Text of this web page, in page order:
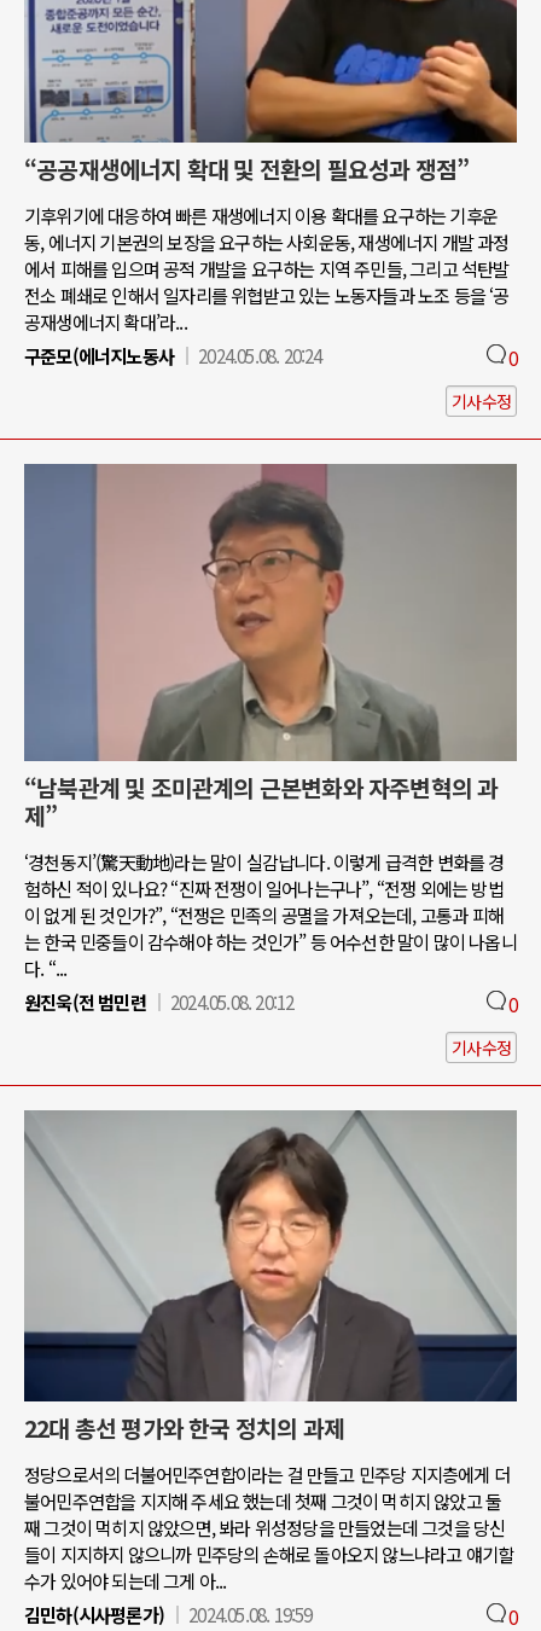
“공공재생에너지 확대 및 전환의 필요성과 쟁점”
기후위기에 대응하여 빠른 재생에너지 이용 확대를 요구하는 기후운
동, 에너지 기본권의 보장을 요구하는 사회운동, 재생에너지 개발 과정
에서 피해를 입으며 공적 개발을 요구하는 지역 주민들, 그리고 석탄발
전소 폐쇄로 인해서 일자리를 위협받고 있는 노동자들과 노조 등을 ‘공
공재생에너지 확대’라...
구준모(에너지노동사
2024.05.08. 20:24 0
기사수정
“남북관계 및 조미관계의 근본변화와 자주변혁의 과
제”
‘경천동지’(驚天動地)라는 말이 실감납니다. 이렇게 급격한 변화를 경
험하신 적이 있나요? “진짜 전쟁이 일어나는구나”, “전쟁 외에는 방법
이 없게 된 것인가?”, “전쟁은 민족의 공멸을 가져오는데, 고통과 피해
는 한국 민중들이 감수해야 하는 것인가” 등 어수선한 말이 많이 나옵니
다. “...
원진욱(전 범민련
2024.05.08. 20:12 0
기사수정
22대 총선 평가와 한국 정치의 과제
정당으로서의 더불어민주연합이라는 걸 만들고 민주당 지지층에게 더
불어민주연합을 지지해 주세요 했는데 첫째 그것이 먹히지 않았고 둘
째 그것이 먹히지 않았으면, 봐라 위성정당을 만들었는데 그것을 당신
들이 지지하지 않으니까 민주당의 손해로 돌아오지 않느냐라고 얘기할
수가 있어야 되는데 그게 아...
김민하(시사평론가)
2024.05.08. 19:59 0